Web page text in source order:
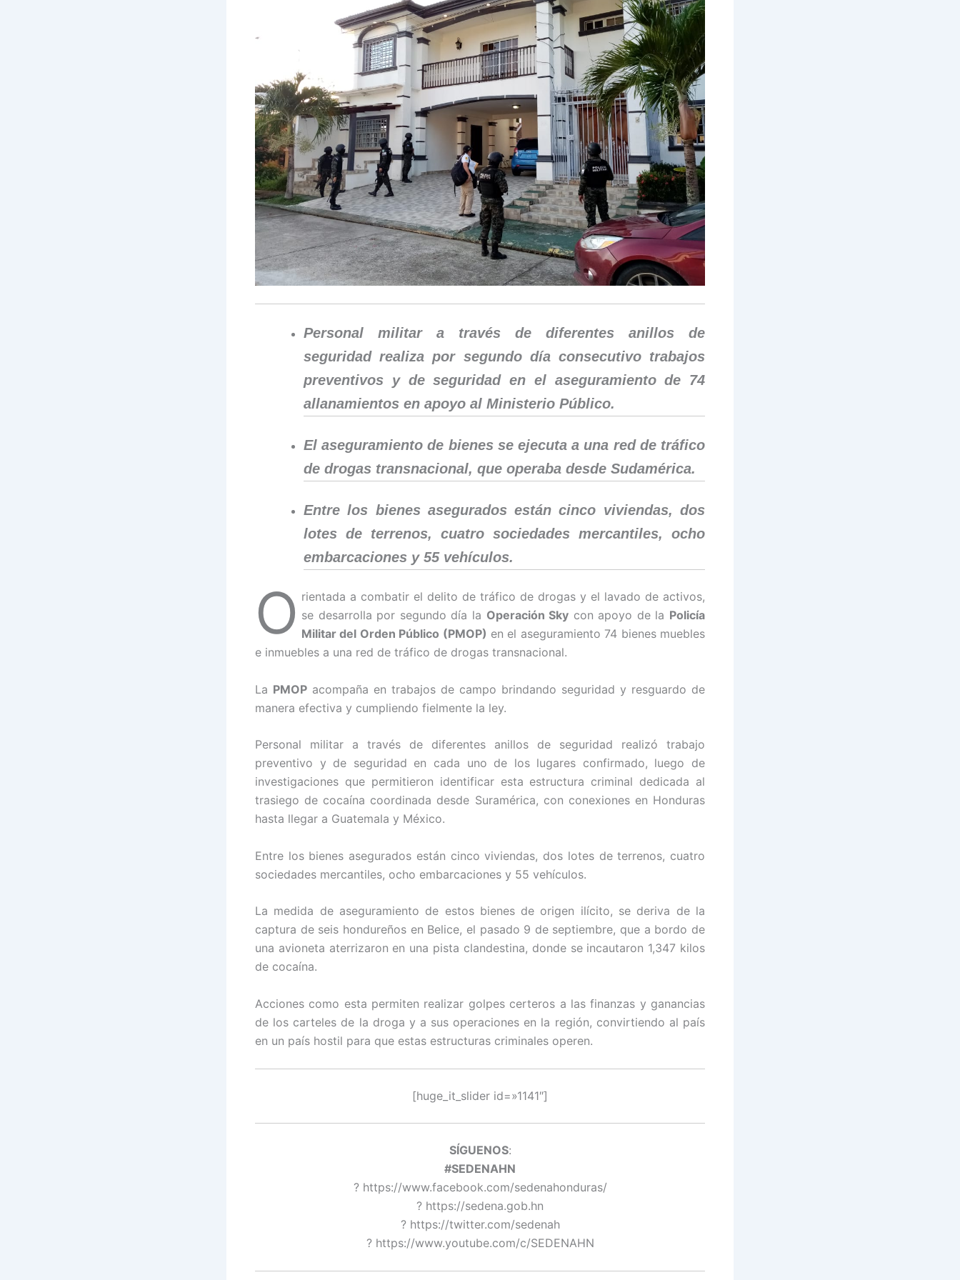
Personal militar a través de diferentes anillos de
seguridad realiza por segundo día consecutivo trabajos
preventivos y de seguridad en el aseguramiento de 74
allanamientos en apoyo al Ministerio Público.
El aseguramiento de bienes se ejecuta a una red de tráfico
de drogas transnacional, que operaba desde Sudamérica.
Entre los bienes asegurados están cinco viviendas, dos
lotes de terrenos, cuatro sociedades mercantiles, ocho
embarcaciones y 55 vehículos.
O rientada a combatir el delito de tráfico de drogas y el lavado de activos,
se desarrolla por segundo día la Operación Sky con apoyo de la Policía
Militar del Orden Público (PMOP) en el aseguramiento 74 bienes muebles
e inmuebles a una red de tráfico de drogas transnacional.
La PMOP acompaña en trabajos de campo brindando seguridad y resguardo de
manera efectiva y cumpliendo fielmente la ley.
Personal militar a través de diferentes anillos de seguridad realizó trabajo
preventivo y de seguridad en cada uno de los lugares confirmado, luego de
investigaciones que permitieron identificar esta estructura criminal dedicada al
trasiego de cocaína coordinada desde Suramérica, con conexiones en Honduras
hasta llegar a Guatemala y México.
Entre los bienes asegurados están cinco viviendas, dos lotes de terrenos, cuatro
sociedades mercantiles, ocho embarcaciones y 55 vehículos.
La medida de aseguramiento de estos bienes de origen ilícito, se deriva de la
captura de seis hondureños en Belice, el pasado 9 de septiembre, que a bordo de
una avioneta aterrizaron en una pista clandestina, donde se incautaron 1,347 kilos
de cocaína.
Acciones como esta permiten realizar golpes certeros a las finanzas y ganancias
de los carteles de la droga y a sus operaciones en la región, convirtiendo al país
en un país hostil para que estas estructuras criminales operen.
[huge_it_slider id=»1141″]
SÍGUENOS:
#SEDENAHN
? https://www.facebook.com/sedenahonduras/
? https://sedena.gob.hn
? https://twitter.com/sedenah
? https://www.youtube.com/c/SEDENAHN